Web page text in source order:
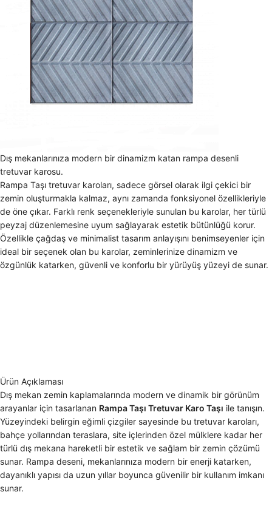
Dış mekanlarınıza modern bir dinamizm katan rampa desenli
tretuvar karosu.
Rampa Taşı tretuvar karoları, sadece görsel olarak ilgi çekici bir
zemin oluşturmakla kalmaz, aynı zamanda fonksiyonel özellikleriyle
de öne çıkar. Farklı renk seçenekleriyle sunulan bu karolar, her türlü
peyzaj düzenlemesine uyum sağlayarak estetik bütünlüğü korur.
Özellikle çağdaş ve minimalist tasarım anlayışını benimseyenler için
ideal bir seçenek olan bu karolar, zeminlerinize dinamizm ve
özgünlük katarken, güvenli ve konforlu bir yürüyüş yüzeyi de sunar.
Ürün Açıklaması
Dış mekan zemin kaplamalarında modern ve dinamik bir görünüm
arayanlar için tasarlanan Rampa Taşı Tretuvar Karo Taşı ile tanışın.
Yüzeyindeki belirgin eğimli çizgiler sayesinde bu tretuvar karoları,
bahçe yollarından teraslara, site içlerinden özel mülklere kadar her
türlü dış mekana hareketli bir estetik ve sağlam bir zemin çözümü
sunar. Rampa deseni, mekanlarınıza modern bir enerji katarken,
dayanıklı yapısı da uzun yıllar boyunca güvenilir bir kullanım imkanı
sunar.